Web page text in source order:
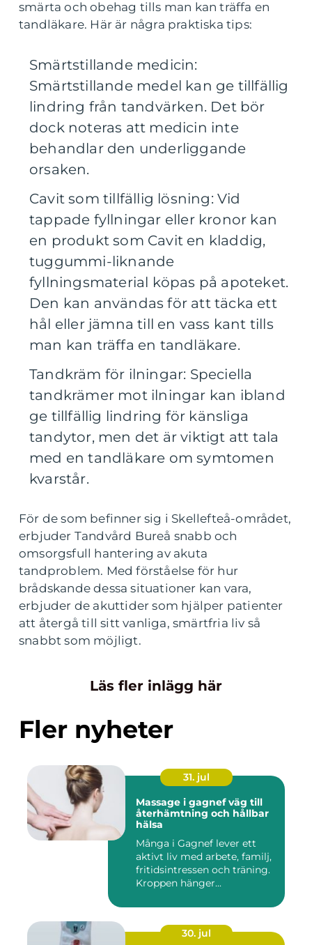
smärta och obehag tills man kan träffa en
tandläkare. Här är några praktiska tips:
Smärtstillande medicin:
Smärtstillande medel kan ge tillfällig
lindring från tandvärken. Det bör
dock noteras att medicin inte
behandlar den underliggande
orsaken.
Cavit som tillfällig lösning: Vid
tappade fyllningar eller kronor kan
en produkt som Cavit en kladdig,
tuggummi-liknande
fyllningsmaterial köpas på apoteket.
Den kan användas för att täcka ett
hål eller jämna till en vass kant tills
man kan träffa en tandläkare.
Tandkräm för ilningar: Speciella
tandkrämer mot ilningar kan ibland
ge tillfällig lindring för känsliga
tandytor, men det är viktigt att tala
med en tandläkare om symtomen
kvarstår.
För de som befinner sig i Skellefteå-området,
erbjuder Tandvård Bureå snabb och
omsorgsfull hantering av akuta
tandproblem. Med förståelse för hur
brådskande dessa situationer kan vara,
erbjuder de akuttider som hjälper patienter
att återgå till sitt vanliga, smärtfria liv så
snabbt som möjligt.
Läs fler inlägg här
Fler nyheter
31. jul
Massage i gagnef väg till
återhämtning och hållbar
hälsa
Många i Gagnef lever ett
aktivt liv med arbete, familj,
fritidsintressen och träning.
Kroppen hänger...
30. jul